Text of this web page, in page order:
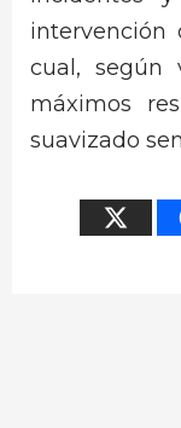
intervención
cual, según
máximos
suavizado